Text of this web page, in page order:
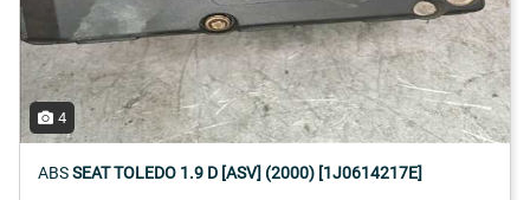
4
ABSSEAT TOLEDO 1.9 D [ASV] (2000) [1J0614217E]